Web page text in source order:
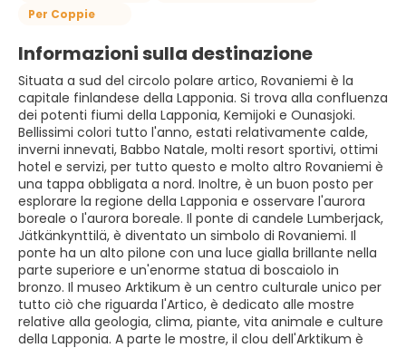
Per Coppie
Informazioni sulla destinazione
Situata a sud del circolo polare artico, Rovaniemi è la
capitale finlandese della Lapponia. Si trova alla confluenza
dei potenti fiumi della Lapponia, Kemijoki e Ounasjoki.
Bellissimi colori tutto l'anno, estati relativamente calde,
inverni innevati, Babbo Natale, molti resort sportivi, ottimi
hotel e servizi, per tutto questo e molto altro Rovaniemi è
una tappa obbligata a nord. Inoltre, è un buon posto per
esplorare la regione della Lapponia e osservare l'aurora
boreale o l'aurora boreale. Il ponte di candele Lumberjack,
Jätkänkynttilä, è diventato un simbolo di Rovaniemi. Il
ponte ha un alto pilone con una luce gialla brillante nella
parte superiore e un'enorme statua di boscaiolo in
bronzo. Il museo Arktikum è un centro culturale unico per
tutto ciò che riguarda l'Artico, è dedicato alle mostre
relative alla geologia, clima, piante, vita animale e culture
della Lapponia. A parte le mostre, il clou dell'Arktikum è